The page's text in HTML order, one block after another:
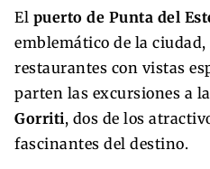
El puerto de Punta del
emblemático de la ciudad,
restaurantes con vistas
parten las excursiones a la
Gorriti, dos de los
fascinantes del destino.